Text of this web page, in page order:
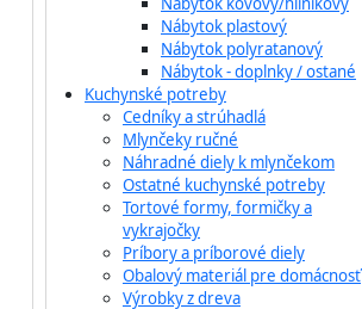
Nábytok plastový
Nábytok polyratanový
Nábytok - doplnky / ostané
Kuchynské potreby
Cedníky a strúhadlá
Mlynčeky ručné
Náhradné diely k mlynčekom
Ostatné kuchynské potreby
Tortové formy, formičky a
vykrajočky
Príbory a príborové diely
Obalový materiál pre domácnosť
Výrobky z dreva